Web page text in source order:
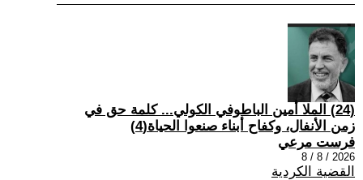
(24) الملا أمين الباطوفي الكولي... كلمة حق في
زمن الأنفال، وكفاح أبناء صنعوا الحياة(4)
فرست مرعي
2026 / 8 / 8
القضية الكردية